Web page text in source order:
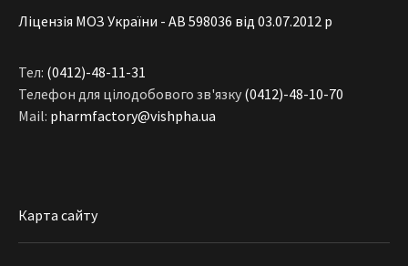
Ліцензія МОЗ України - АВ 598036 від 03.07.2012 р
Тел: (0412)-48-11-31
Телефон для цілодобового зв'язку (0412)-48-10-70
Mail: pharmfactory@vishpha.ua
Карта сайту